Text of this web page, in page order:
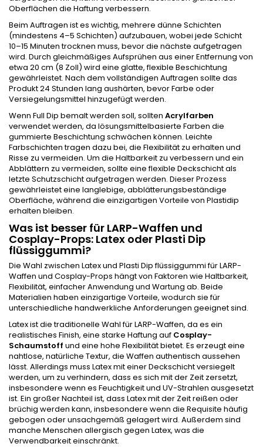
Oberflächen die Haftung verbessern.
Beim Auftragen ist es wichtig, mehrere dünne Schichten
(mindestens 4–5 Schichten) aufzubauen, wobei jede Schicht
10–15 Minuten trocknen muss, bevor die nächste aufgetragen
wird. Durch gleichmäßiges Aufsprühen aus einer Entfernung von
etwa 20 cm (8 Zoll) wird eine glatte, flexible Beschichtung
gewährleistet. Nach dem vollständigen Auftragen sollte das
Produkt 24 Stunden lang aushärten, bevor Farbe oder
Versiegelungsmittel hinzugefügt werden.
Wenn Full Dip bemalt werden soll, sollten Acrylfarben
verwendet werden, da lösungsmittelbasierte Farben die
gummierte Beschichtung schwächen können. Leichte
Farbschichten tragen dazu bei, die Flexibilität zu erhalten und
Risse zu vermeiden. Um die Haltbarkeit zu verbessern und ein
Abblättern zu vermeiden, sollte eine flexible Deckschicht als
letzte Schutzschicht aufgetragen werden. Dieser Prozess
gewährleistet eine langlebige, abblätterungsbeständige
Oberfläche, während die einzigartigen Vorteile von Plastidip
erhalten bleiben.
Was ist besser für LARP-Waffen und
Cosplay-Props: Latex oder Plasti Dip
flüssiggummi?
Die Wahl zwischen Latex und Plasti Dip flüssiggummi für LARP-
Waffen und Cosplay-Props hängt von Faktoren wie Haltbarkeit,
Flexibilität, einfacher Anwendung und Wartung ab. Beide
Materialien haben einzigartige Vorteile, wodurch sie für
unterschiedliche handwerkliche Anforderungen geeignet sind.
Latex ist die traditionelle Wahl für LARP-Waffen, da es ein
realistisches Finish, eine starke Haftung auf Cosplay-
Schaumstoff und eine hohe Flexibilität bietet. Es erzeugt eine
nahtlose, natürliche Textur, die Waffen authentisch aussehen
lässt. Allerdings muss Latex mit einer Deckschicht versiegelt
werden, um zu verhindern, dass es sich mit der Zeit zersetzt,
insbesondere wenn es Feuchtigkeit und UV-Strahlen ausgesetzt
ist. Ein großer Nachteil ist, dass Latex mit der Zeit reißen oder
brüchig werden kann, insbesondere wenn die Requisite häufig
gebogen oder unsachgemäß gelagert wird. Außerdem sind
manche Menschen allergisch gegen Latex, was die
Verwendbarkeit einschränkt.